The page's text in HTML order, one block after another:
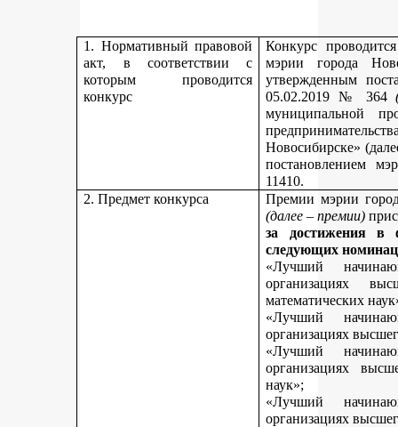
1. Нормативный правовой
акт, в соответствии с
которым проводится
конкурс
Конкурс
мэрии города
утвержденным
05.02.2019 № 364
муниципальной
Новосибирске»
постановлением
11410.
2. Предмет конкурса
Премии мэрии
(далее – премии)
за достижения в
следующих
«Лучший
организациях
математических
«Лучший
организациях
«Лучший
организациях
наук»;
«Лучший
организациях